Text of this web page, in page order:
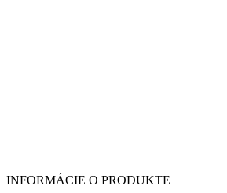
INFORMÁCIE O PRODUKTE